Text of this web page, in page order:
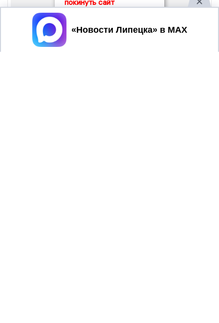
покинуть сайт
Принять